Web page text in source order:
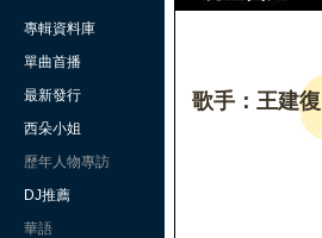
專輯資料庫
單曲首播
最新發行
西朵小姐
歷年人物專訪
DJ推薦
華語
歌手：王建復